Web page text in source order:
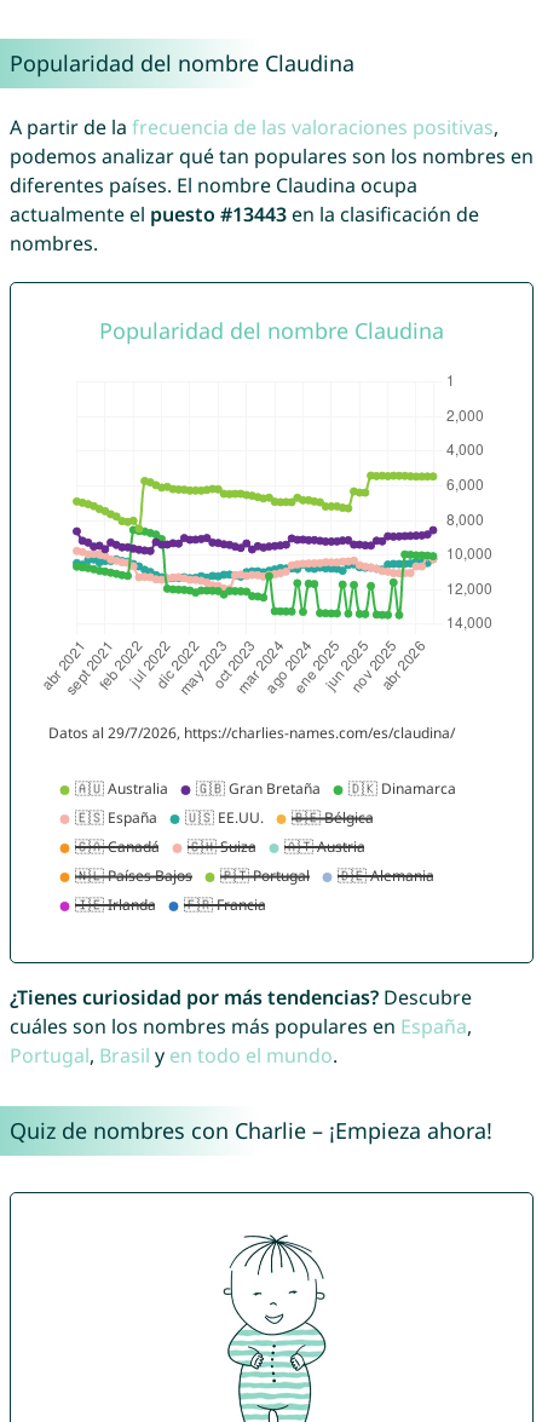
Popularidad del nombre Claudina
A partir de la frecuencia de las valoraciones positivas,
podemos analizar qué tan populares son los nombres en
diferentes países. El nombre Claudina ocupa
actualmente el puesto #13443en la clasificación de
nombres.
¿Tienes curiosidad por más tendencias?Descubre
cuáles son los nombres más populares en España,
Portugal, Brasil y en todo el mundo.
Quiz de nombres con Charlie – ¡Empieza ahora!